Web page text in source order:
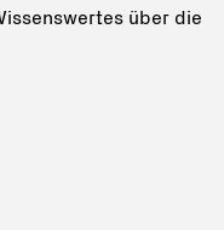
über die